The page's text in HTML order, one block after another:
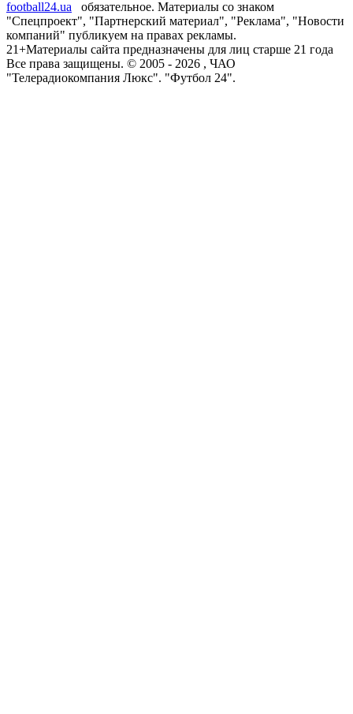
football24.ua
обязательное. Материалы со знаком
"Спецпроект", "Партнерский материал", "Реклама", "Новости
компаний" публикуем на правах рекламы.
21+Материалы сайта предназначены для лиц старше 21 года
Все права защищены. © 2005 - 2026 , ЧАО
"Телерадиокомпания Люкс". "Футбол 24".